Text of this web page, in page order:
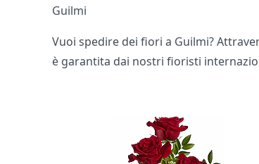
Guilmi
Vuoi spedire dei fiori a Guilmi?
è garantita dai nostri fioristi
Bouquet di fiori